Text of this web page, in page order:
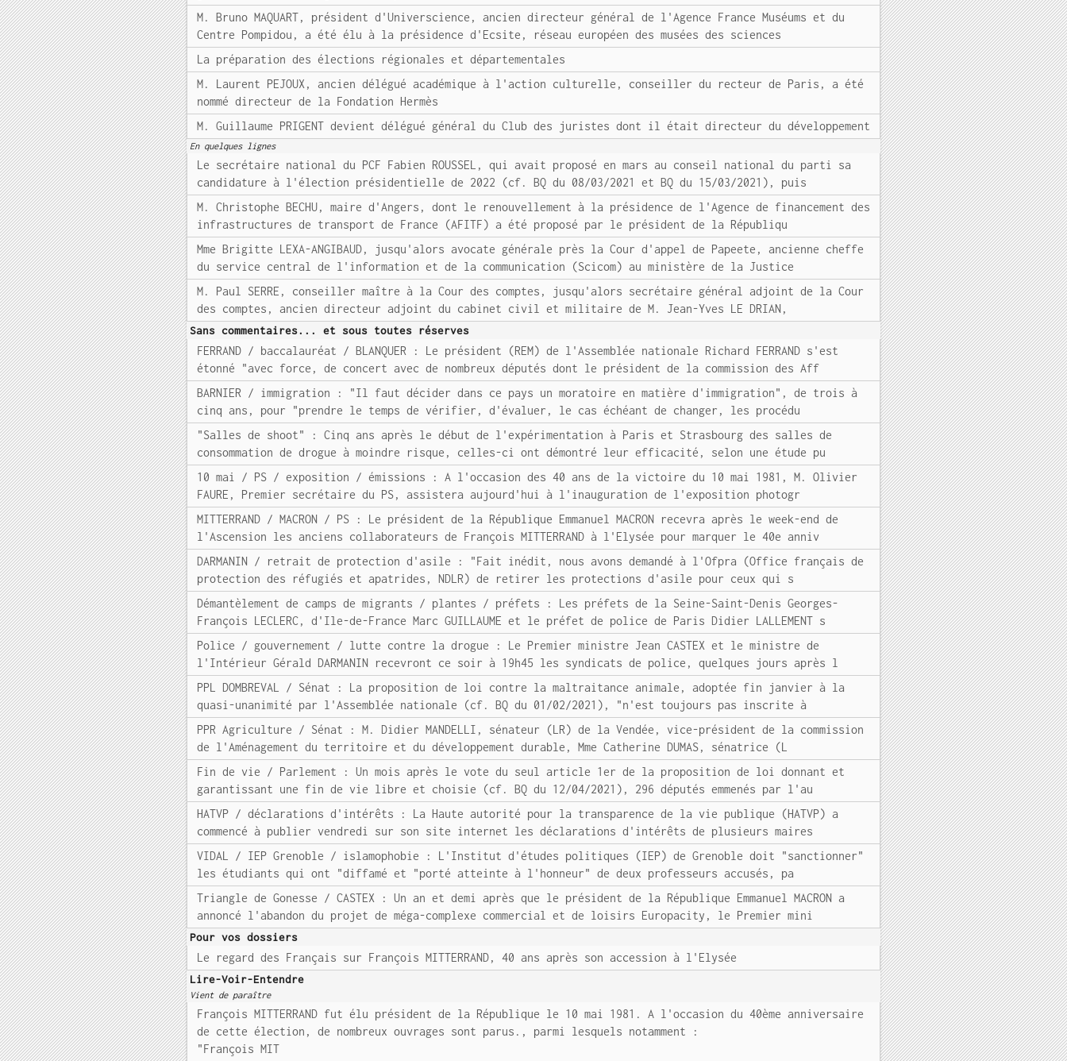
M. Bruno MAQUART, président d'Universcience, ancien directeur général de l'Agence France Muséums et du
Centre Pompidou, a été élu à la présidence d'Ecsite, réseau européen des musées des sciences
La préparation des élections régionales et départementales
M. Laurent PEJOUX, ancien délégué académique à l'action culturelle, conseiller du recteur de Paris, a été
nommé directeur de la Fondation Hermès
M. Guillaume PRIGENT devient délégué général du Club des juristes dont il était directeur du développement
En quelques lignes
Le secrétaire national du PCF Fabien ROUSSEL, qui avait proposé en mars au conseil national du parti sa
candidature à l'élection présidentielle de 2022 (cf. BQ du 08/03/2021 et BQ du 15/03/2021), puis
M. Christophe BECHU, maire d'Angers, dont le renouvellement à la présidence de l'Agence de financement des
infrastructures de transport de France (AFITF) a été proposé par le président de la Républiqu
Mme Brigitte LEXA-ANGIBAUD, jusqu'alors avocate générale près la Cour d'appel de Papeete, ancienne cheffe
du service central de l'information et de la communication (Scicom) au ministère de la Justice
M. Paul SERRE, conseiller maître à la Cour des comptes, jusqu'alors secrétaire général adjoint de la Cour
des comptes, ancien directeur adjoint du cabinet civil et militaire de M. Jean-Yves LE DRIAN,
Sans commentaires... et sous toutes réserves
FERRAND / baccalauréat / BLANQUER : Le président (REM) de l'Assemblée nationale Richard FERRAND s'est
étonné "avec force, de concert avec de nombreux députés dont le président de la commission des Aff
BARNIER / immigration : "Il faut décider dans ce pays un moratoire en matière d'immigration", de trois à
cinq ans, pour "prendre le temps de vérifier, d'évaluer, le cas échéant de changer, les procédu
"Salles de shoot" : Cinq ans après le début de l'expérimentation à Paris et Strasbourg des salles de
consommation de drogue à moindre risque, celles-ci ont démontré leur efficacité, selon une étude pu
10 mai / PS / exposition / émissions : A l'occasion des 40 ans de la victoire du 10 mai 1981, M. Olivier
FAURE, Premier secrétaire du PS, assistera aujourd'hui à l'inauguration de l'exposition photogr
MITTERRAND / MACRON / PS : Le président de la République Emmanuel MACRON recevra après le week-end de
l'Ascension les anciens collaborateurs de François MITTERRAND à l'Elysée pour marquer le 40e anniv
DARMANIN / retrait de protection d'asile : "Fait inédit, nous avons demandé à l'Ofpra (Office français de
protection des réfugiés et apatrides, NDLR) de retirer les protections d'asile pour ceux qui s
Démantèlement de camps de migrants / plantes / préfets : Les préfets de la Seine-Saint-Denis Georges-
François LECLERC, d'Ile-de-France Marc GUILLAUME et le préfet de police de Paris Didier LALLEMENT s
Police / gouvernement / lutte contre la drogue : Le Premier ministre Jean CASTEX et le ministre de
l'Intérieur Gérald DARMANIN recevront ce soir à 19h45 les syndicats de police, quelques jours après l
PPL DOMBREVAL / Sénat : La proposition de loi contre la maltraitance animale, adoptée fin janvier à la
quasi-unanimité par l'Assemblée nationale (cf. BQ du 01/02/2021), "n'est toujours pas inscrite à
PPR Agriculture / Sénat : M. Didier MANDELLI, sénateur (LR) de la Vendée, vice-président de la commission
de l'Aménagement du territoire et du développement durable, Mme Catherine DUMAS, sénatrice (L
Fin de vie / Parlement : Un mois après le vote du seul article 1er de la proposition de loi donnant et
garantissant une fin de vie libre et choisie (cf. BQ du 12/04/2021), 296 députés emmenés par l'au
HATVP / déclarations d'intérêts : La Haute autorité pour la transparence de la vie publique (HATVP) a
commencé à publier vendredi sur son site internet les déclarations d'intérêts de plusieurs maires
VIDAL / IEP Grenoble / islamophobie : L'Institut d'études politiques (IEP) de Grenoble doit "sanctionner"
les étudiants qui ont "diffamé et "porté atteinte à l'honneur" de deux professeurs accusés, pa
Triangle de Gonesse / CASTEX : Un an et demi après que le président de la République Emmanuel MACRON a
annoncé l'abandon du projet de méga-complexe commercial et de loisirs Europacity, le Premier mini
Pour vos dossiers
Le regard des Français sur François MITTERRAND, 40 ans après son accession à l'Elysée
Lire-Voir-Entendre
Vient de paraître
François MITTERRAND fut élu président de la République le 10 mai 1981. A l'occasion du 40ème anniversaire
de cette élection, de nombreux ouvrages sont parus., parmi lesquels notamment :
"François MIT